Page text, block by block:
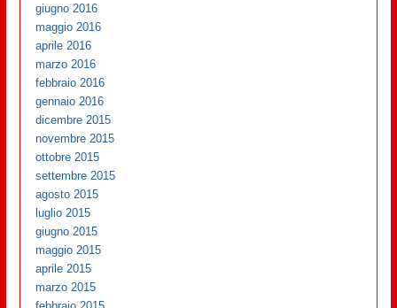
giugno 2016
maggio 2016
aprile 2016
marzo 2016
febbraio 2016
gennaio 2016
dicembre 2015
novembre 2015
ottobre 2015
settembre 2015
agosto 2015
luglio 2015
giugno 2015
maggio 2015
aprile 2015
marzo 2015